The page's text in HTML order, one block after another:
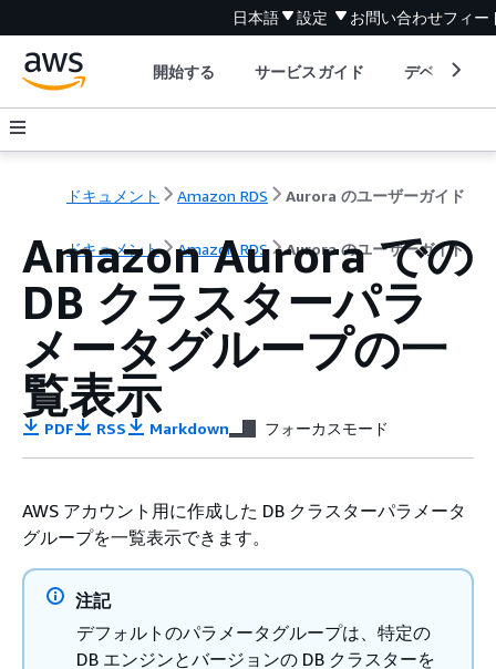
日本語 設定 お問い合わせフィー
開始する サービスガイド デベロッパ
ドキュメント Amazon RDS Aurora のユーザーガイド
ドキュメント Amazon RDS Aurora のユーザーガイド
Amazon Aurora での
DB クラスターパラ
メータグループの一
覧表示
PDF RSS Markdown フォーカスモード
AWS アカウント用に作成した DB クラスターパラメータ
グループを一覧表示できます。
注記
デフォルトのパラメータグループは、特定の
DB エンジンとバージョンの DB クラスターを